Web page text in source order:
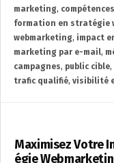
marketing, compétences
formation en stratégie
webmarketing, impact
marketing par e-mail,
campagnes, public cible,
trafic qualifié, visibilité
Maximisez Votre
égie